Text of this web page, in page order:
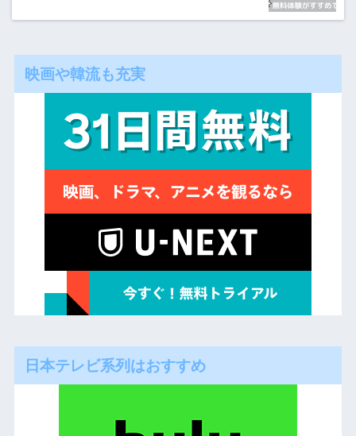
映画や韓流も充実
日本テレビ系列はおすすめ